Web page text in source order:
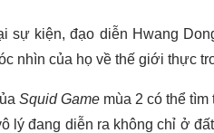
sự kiện, đạo diễn Hwang
nhìn của họ về thế giới thực
Squid Game mùa 2 có thể
lý đang diễn ra không chỉ ở